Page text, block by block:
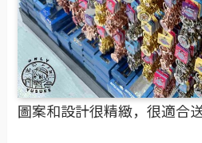
圖案和設計很精緻，很適合